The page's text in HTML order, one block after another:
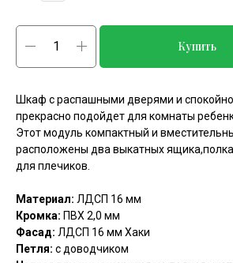
Купить
Шкаф с распашными дверями и
прекрасно подойдет для комнаты
Этот модуль компактный и
расположены два выкатных ящика,полка
для плечиков.
Материал: ЛДСП 16 мм
Кромка: ПВХ 2,0 мм
Фасад: ЛДСП 16 мм Хаки
Петля: с доводчиком